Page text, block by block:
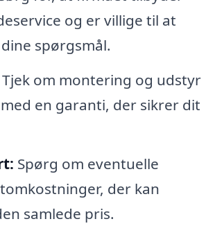
og er villige til at
spørgsmål.
Tjek om montering og udstyr
en garanti, der sikrer dit
Spørg om eventuelle
der kan
samlede pris.